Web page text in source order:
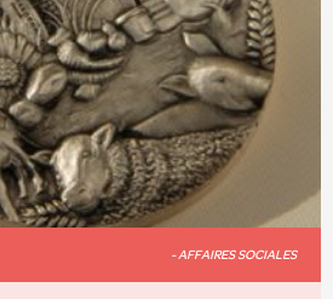
- AFFAIRES SOCIALES